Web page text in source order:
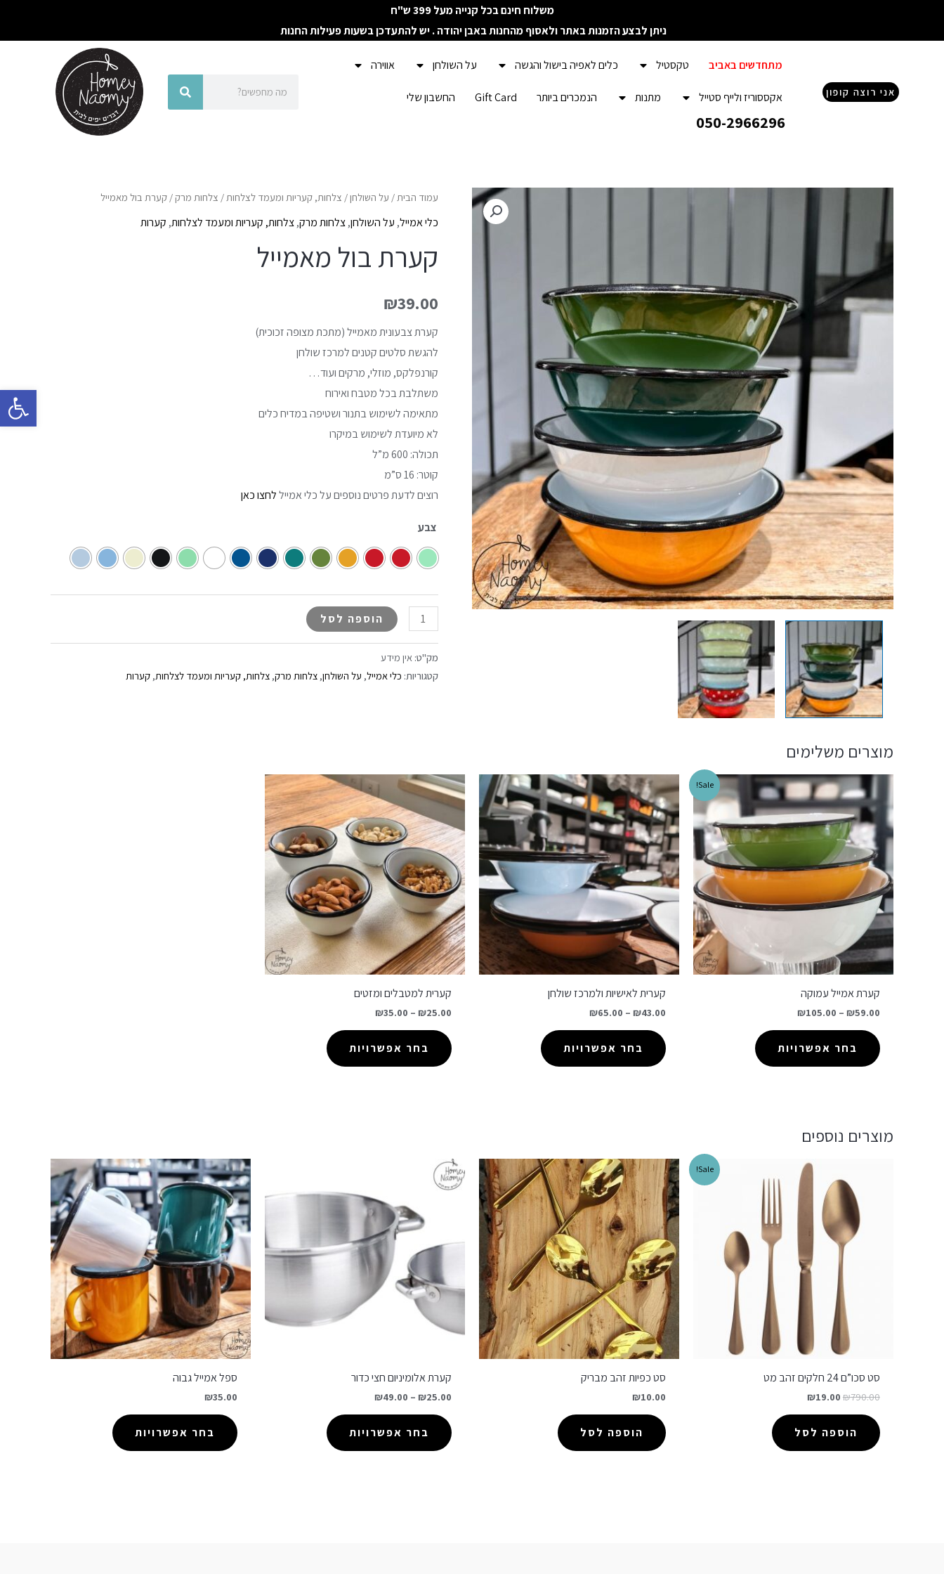
פתח
משלוח חינם בכל קנייה מעל 399 ש"ח
ניתן לבצע הזמנות באתר ולאסוף מהחנות באבן יהודה . יש להתעדכן בשעות פעילות החנות
אני רוצה קופון
מתחדשים באביב טקסטיל כלים לאפיה בישול והגשה על השולחן אווירה
אקססוריז ולייף סטייל מתנות הנמכרים ביותר Gift Card החשבון שלי
050-2966296
חיפוש
עמוד הבית/ על השולחן/ צלחות, קעריות ומעמד לצלחות/ צלחות מרק / קערת בול מאמייל
כלי אמייל, על השולחן,צלחות מרק,צלחות, קעריות ומעמד לצלחות, קערות
קערת בול מאמייל
₪39.00
קערת צבעונית מאמייל (מתכת מצופה זכוכית)
להגשת סלטים קטנים למרכז שולחן
קורנפלקס, מוזלי, מרקים ועוד…
משתלבת בכל מטבח ואירוח
מתאימה לשימוש בתנור ושטיפה במדיח כלים
לא מיועדת לשימוש במיקרו
תכולה: 600 מ”ל
קוטר: 16 ס”מ
רוצים לדעת פרטים נוספים על כלי אמייללחצו כאן
צבע
כמות
של
בול
הוספה לסל
מק"ט: אין מידע
קטגוריות: כלי אמייל, על השולחן, צלחות מרק, צלחות, קעריות ומעמד לצלחות, קערות
מוצרים משלימים
Sale!
קערת אמייל עמוקה
₪59.00
–
₪105.00
בחר אפשרויות
קערית לאישיות ולמרכז שולחן
₪43.00
–
₪65.00
בחר אפשרויות
קערית למטבלים ומזטים
₪25.00
–
₪35.00
בחר אפשרויות
מוצרים נוספים
Sale!
סט סכו”ם 24 חלקים זהב מט
₪790.00
₪19.00
הוספה לסל
סט כפיות זהב מבריק
₪10.00
הוספה לסל
קערת אלומיניום חצי כדור
₪25.00
–
₪49.00
בחר אפשרויות
ספל אמייל גבוה
₪35.00
בחר אפשרויות